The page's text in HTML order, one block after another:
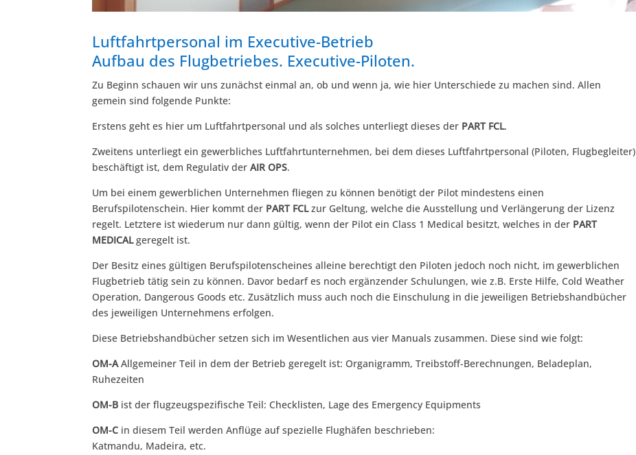
Luftfahrtpersonal im Executive-Betrieb
Aufbau des Flugbetriebes. Executive-Piloten.
Zu Beginn schauen wir uns zunächst einmal an, ob und wenn ja, wie hier Unterschiede zu machen sind. Allen
gemein sind folgende Punkte:
Erstens geht es hier um Luftfahrtpersonal und als solches unterliegt dieses der PART FCL.
Zweitens unterliegt ein gewerbliches Luftfahrtunternehmen, bei dem dieses Luftfahrtpersonal (Piloten, Flugbegleiter)
beschäftigt ist, dem Regulativ derAIR OPS.
Um bei einem gewerblichen Unternehmen fliegen zu können benötigt der Pilot mindestens einen
Berufspilotenschein. Hier kommt der PART FCLzur Geltung, welche die Ausstellung und Verlängerung der Lizenz
regelt. Letztere ist wiederum nur dann gültig, wenn der Pilot ein Class 1 Medical besitzt, welches in der PART
MEDICALgeregelt ist.
Der Besitz eines gültigen Berufspilotenscheines alleine berechtigt den Piloten jedoch noch nicht, im gewerblichen
Flugbetrieb tätig sein zu können. Davor bedarf es noch ergänzender Schulungen, wie z.B. Erste Hilfe, Cold Weather
Operation, Dangerous Goods etc. Zusätzlich muss auch noch die Einschulung in die jeweiligen Betriebshandbücher
des jeweiligen Unternehmens erfolgen.
Diese Betriebshandbücher setzen sich im Wesentlichen aus vier Manuals zusammen. Diese sind wie folgt:
OM-AAllgemeiner Teil in dem der Betrieb geregelt ist: Organigramm, Treibstoff-Berechnungen, Beladeplan,
Ruhezeiten
OM-B ist der flugzeugspezifische Teil: Checklisten, Lage des Emergency Equipments
OM-C in diesem Teil werden Anflüge auf spezielle Flughäfen beschrieben:
Katmandu, Madeira, etc.